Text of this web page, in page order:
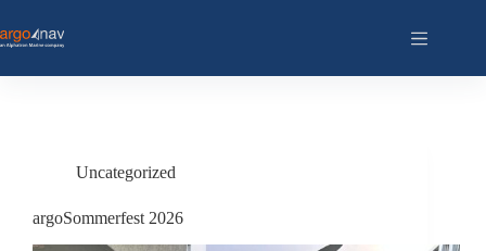
Inhalt
springen
Uncategorized
argoSommerfest 2026